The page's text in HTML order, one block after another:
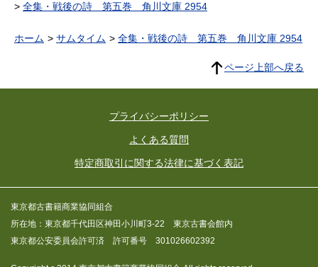
全集・戦後の詩 第五巻 角川文庫 2954
ホーム サムタイム 全集・戦後の詩 第五巻 角川文庫 2954
ページ上部へ戻る
プライバシーポリシー
よくある質問
特定商取引に関する法律に基づく表記
東京都古書籍商業協同組合
所在地：東京都千代田区神田小川町3-22 東京古書会館内
東京都公安委員会許可済 許可番号 301026602392